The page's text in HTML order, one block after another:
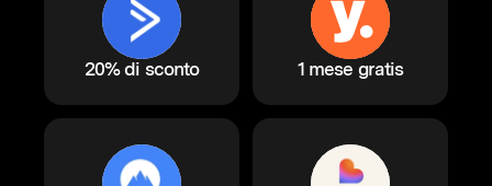
20% di sconto 1 mese gratis